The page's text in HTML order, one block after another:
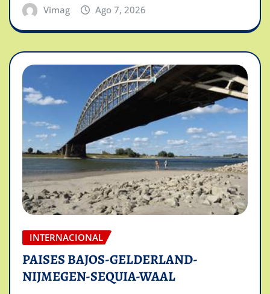
Vimag Ago 7, 2026
INTERNACIONAL
PAISES BAJOS-GELDERLAND-
NIJMEGEN-SEQUIA-WAAL